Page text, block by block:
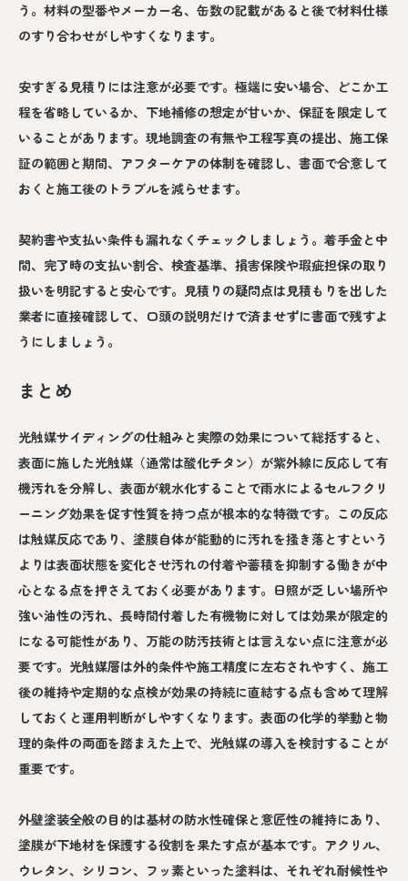
う。材料の型番やメーカー名、缶数の記載があると後で材料仕様
のすり合わせがしやすくなります。
安すぎる見積りには注意が必要です。極端に安い場合、どこか工
程を省略しているか、下地補修の想定が甘いか、保証を限定して
いることがあります。現地調査の有無や工程写真の提出、施工保
証の範囲と期間、アフターケアの体制を確認し、書面で合意して
おくと施工後のトラブルを減らせます。
契約書や支払い条件も漏れなくチェックしましょう。着手金と中
間、完了時の支払い割合、検査基準、損害保険や瑕疵担保の取り
扱いを明記すると安心です。見積りの疑問点は見積もりを出した
業者に直接確認して、口頭の説明だけで済ませずに書面で残すよ
うにしましょう。
まとめ
光触媒サイディングの仕組みと実際の効果について総括すると、
表面に施した光触媒（通常は酸化チタン）が紫外線に反応して有
機汚れを分解し、表面が親水化することで雨水によるセルフクリ
ーニング効果を促す性質を持つ点が根本的な特徴です。この反応
は触媒反応であり、塗膜自体が能動的に汚れを掻き落とすという
よりは表面状態を変化させ汚れの付着や蓄積を抑制する働きが中
心となる点を押さえておく必要があります。日照が乏しい場所や
強い油性の汚れ、長時間付着した有機物に対しては効果が限定的
になる可能性があり、万能の防汚技術とは言えない点に注意が必
要です。光触媒層は外的条件や施工精度に左右されやすく、施工
後の維持や定期的な点検が効果の持続に直結する点も含めて理解
しておくと運用判断がしやすくなります。表面の化学的挙動と物
理的条件の両面を踏まえた上で、光触媒の導入を検討することが
重要です。
外壁塗装全般の目的は基材の防水性確保と意匠性の維持にあり、
塗膜が下地材を保護する役割を果たす点が基本です。アクリル、
ウレタン、シリコン、フッ素といった塗料は、それぞれ耐候性や